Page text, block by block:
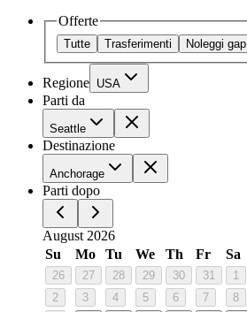
Offerte
Tutte Trasferimenti Noleggi gap
Regione USA
Parti da
Seattle
Destinazione
Anchorage
Parti dopo
August 2026
Su
Mo Tu We Th Fr Sa
26 27 28 29 30 31
1
2
3 4 5 6 7
8